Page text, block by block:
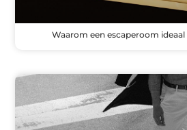
Waarom een escaperoom